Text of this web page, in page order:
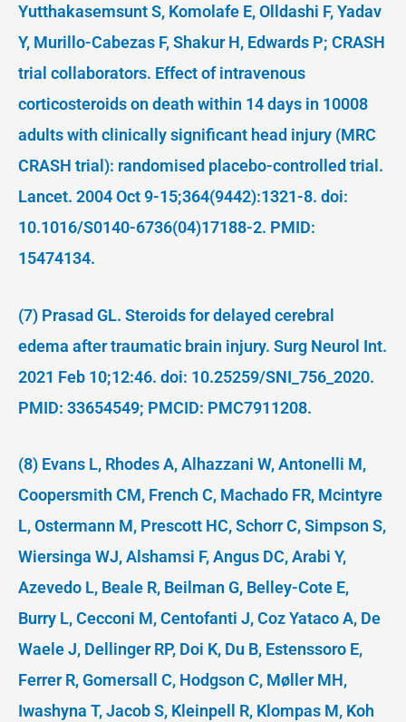
Yutthakasemsunt S, Komolafe E, Olldashi F, Yadav
Y, Murillo-Cabezas F, Shakur H, Edwards P; CRASH
trial collaborators. Effect of intravenous
corticosteroids on death within 14 days in 10008
adults with clinically significant head injury (MRC
CRASH trial): randomised placebo-controlled trial.
Lancet. 2004 Oct 9-15;364(9442):1321-8. doi:
10.1016/S0140-6736(04)17188-2. PMID:
15474134.
(7) Prasad GL. Steroids for delayed cerebral
edema after traumatic brain injury. Surg Neurol Int.
2021 Feb 10;12:46. doi: 10.25259/SNI_756_2020.
PMID: 33654549; PMCID: PMC7911208.
(8) Evans L, Rhodes A, Alhazzani W, Antonelli M,
Coopersmith CM, French C, Machado FR, Mcintyre
L, Ostermann M, Prescott HC, Schorr C, Simpson S,
Wiersinga WJ, Alshamsi F, Angus DC, Arabi Y,
Azevedo L, Beale R, Beilman G, Belley-Cote E,
Burry L, Cecconi M, Centofanti J, Coz Yataco A, De
Waele J, Dellinger RP, Doi K, Du B, Estenssoro E,
Ferrer R, Gomersall C, Hodgson C, Møller MH,
Iwashyna T, Jacob S, Kleinpell R, Klompas M, Koh